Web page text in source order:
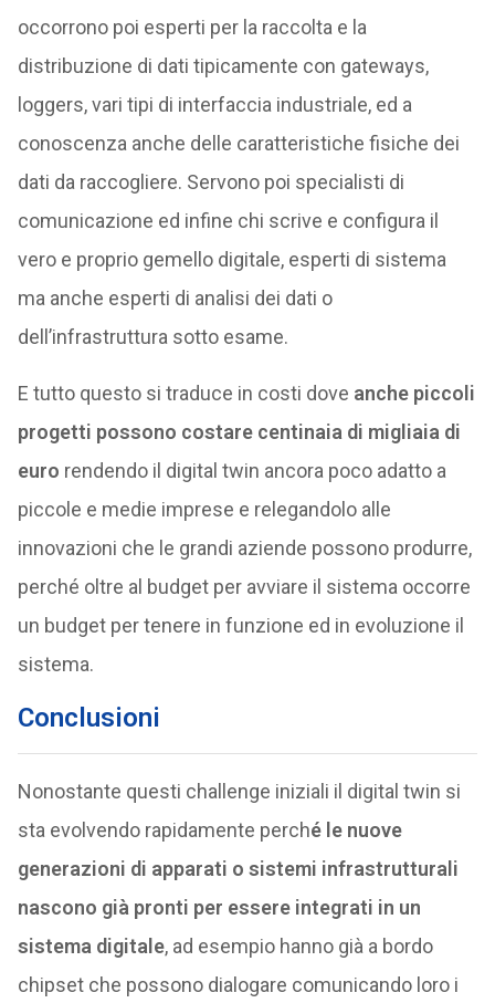
occorrono poi esperti per la raccolta e la
distribuzione di dati tipicamente con gateways,
loggers, vari tipi di interfaccia industriale, ed a
conoscenza anche delle caratteristiche fisiche dei
dati da raccogliere. Servono poi specialisti di
comunicazione ed infine chi scrive e configura il
vero e proprio gemello digitale, esperti di sistema
ma anche esperti di analisi dei dati o
dell’infrastruttura sotto esame.
E tutto questo si traduce in costi dove anche piccoli
progetti possono costare centinaia di migliaia di
euro rendendo il digital twin ancora poco adatto a
piccole e medie imprese e relegandolo alle
innovazioni che le grandi aziende possono produrre,
perché oltre al budget per avviare il sistema occorre
un budget per tenere in funzione ed in evoluzione il
sistema.
Conclusioni
Nonostante questi challenge iniziali il digital twin si
sta evolvendo rapidamente perché le nuove
generazioni di apparati o sistemi infrastrutturali
nascono già pronti per essere integrati in un
sistema digitale, ad esempio hanno già a bordo
chipset che possono dialogare comunicando loro i